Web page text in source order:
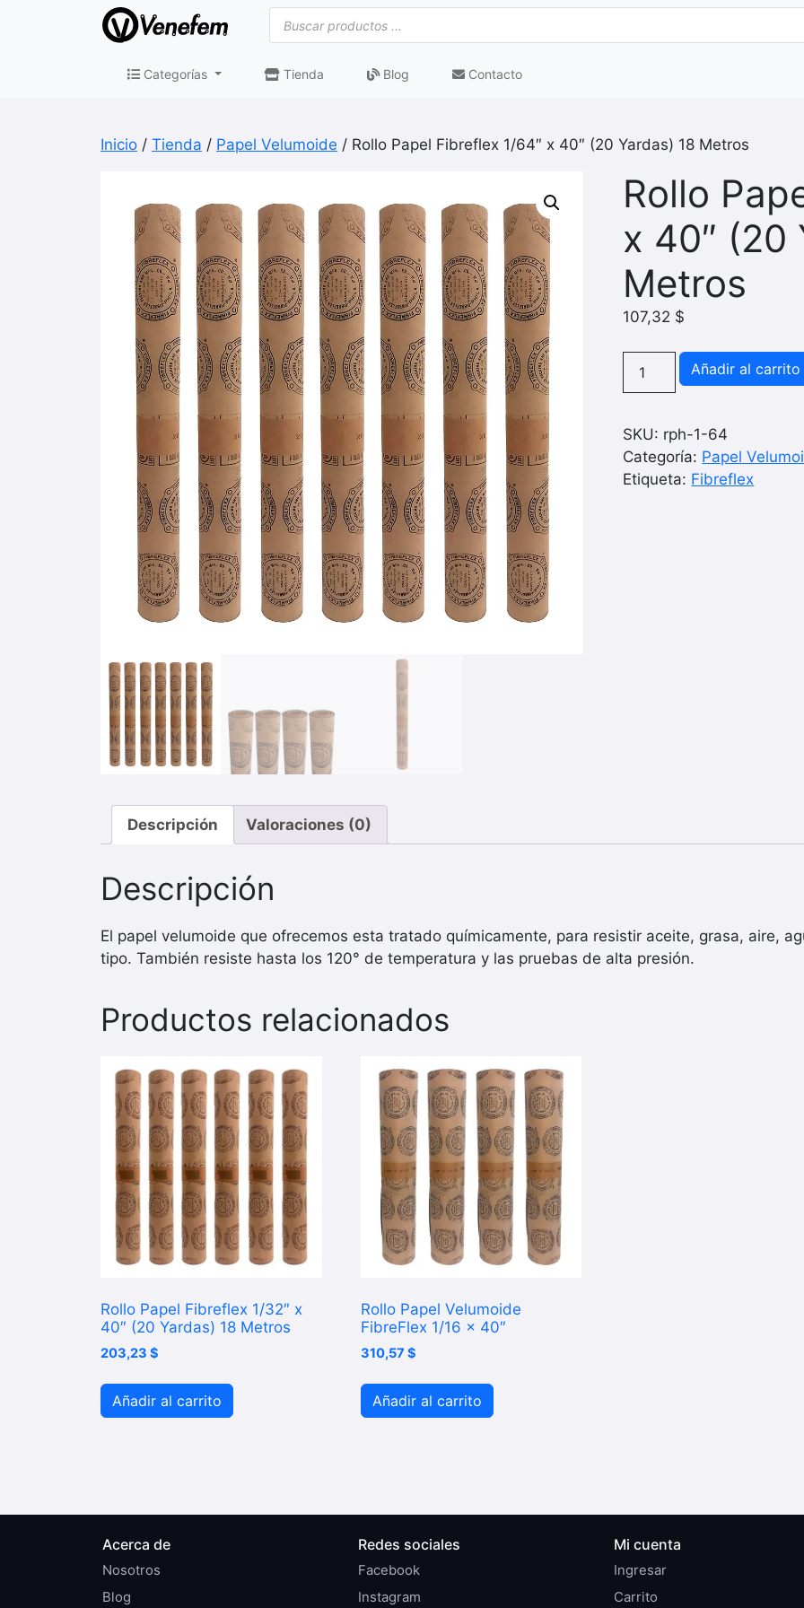
Búsqueda
de
productos
Categorías Tienda Blog Contacto
Inicio / Tienda / Papel Velumoide / Rollo Papel Fibreflex 1/64″ x 40″ (20 Yardas) 18 Metros
Rollo
x 40″ (20
Metros
107,32 $
Papel
1/64"
x
40"
Añadir al carrito
SKU: rph-1-64
Categoría: Papel
Etiqueta: Fibreflex
Descripción Valoraciones (0)
Descripción
El papel velumoide que ofrecemos esta tratado químicamente, para resistir aceite, grasa, aire,
tipo. También resiste hasta los 120° de temperatura y las pruebas de alta presión.
Productos relacionados
Rollo Papel Fibreflex 1/32″ x
40″ (20 Yardas) 18 Metros
203,23 $
Añadir al carrito
Rollo Papel Velumoide
FibreFlex 1/16 x 40″
310,57 $
Añadir al carrito
Acerca de
Nosotros
Blog
Redes sociales
Facebook
Instagram
Mi cuenta
Ingresar
Carrito